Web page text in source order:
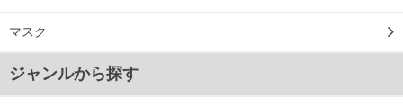
マスク
ジャンルから探す